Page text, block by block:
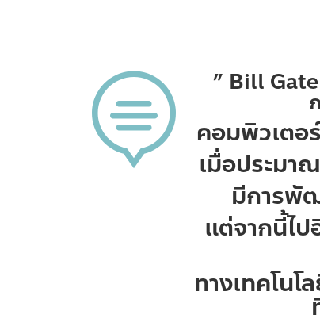
 ” Bill
คอมพิวเตอ
เมื่อประมา
มีการพั
แต่จากนี้ไ
ทางเทคโนโ